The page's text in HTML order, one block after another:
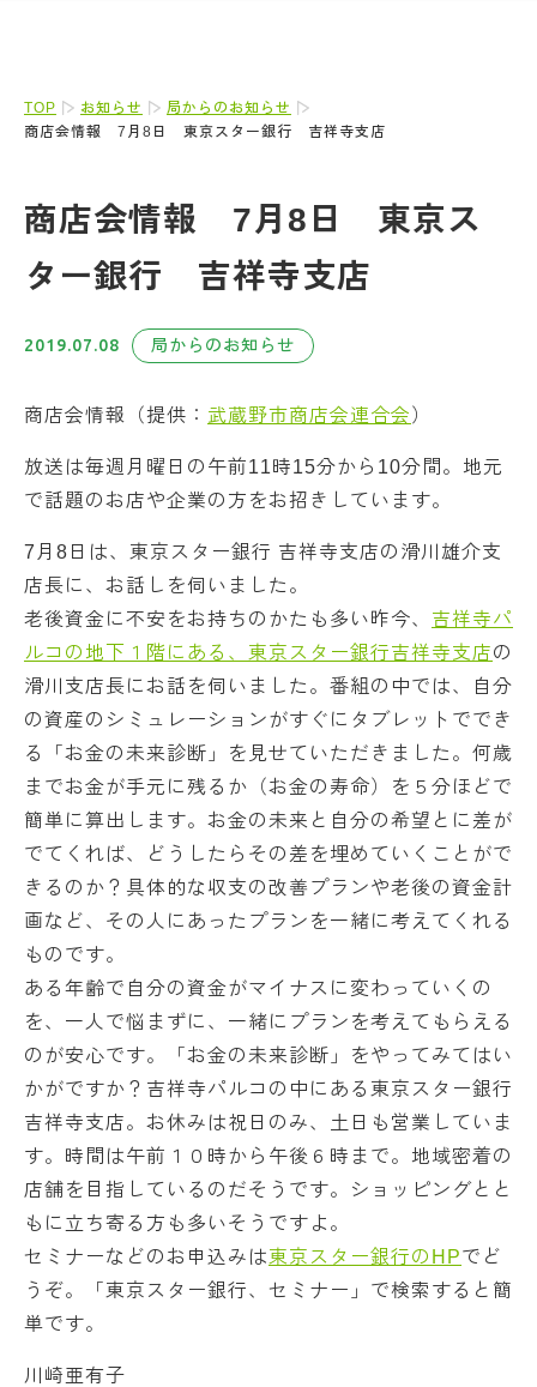
TOP お知らせ
局からのお知らせ
商店会情報 7月8日 東京スター銀行 吉祥寺支店
商店会情報 7月8日 東京ス
ター銀行 吉祥寺支店
2019.07.08 局からのお知らせ
商店会情報（提供： 武蔵野市商店会連合会 ）
放送は毎週月曜日の午前11時15分から10分間。地元
で話題のお店や企業の方をお招きしています。
7月8日は、東京スター銀行 吉祥寺支店の滑川雄介支
店長に、お話しを伺いました。
老後資金に不安をお持ちのかたも多い昨今、 吉祥寺パ
ルコの地下１階にある、東京スター銀行吉祥寺支店の
滑川支店長にお話を伺いました。番組の中では、自分
の資産のシミュレーションがすぐにタブレットででき
る「お金の未来診断」を見せていただきました。何歳
までお金が手元に残るか（お金の寿命）を５分ほどで
簡単に算出します。お金の未来と自分の希望とに差が
でてくれば、どうしたらその差を埋めていくことがで
きるのか？具体的な収支の改善プランや老後の資金計
画など、その人にあったプランを一緒に考えてくれる
ものです。
ある年齢で自分の資金がマイナスに変わっていくの
を、一人で悩まずに、一緒にプランを考えてもらえる
のが安心です。「お金の未来診断」をやってみてはい
かがですか？吉祥寺パルコの中にある東京スター銀行
吉祥寺支店。お休みは祝日のみ、土日も営業していま
す。時間は午前１０時から午後６時まで。地域密着の
店舗を目指しているのだそうです。ショッピングとと
もに立ち寄る方も多いそうですよ。
セミナーなどのお申込みは東京スター銀行のHPでど
うぞ。「東京スター銀行、セミナー」で検索すると簡
単です。
川崎亜有子